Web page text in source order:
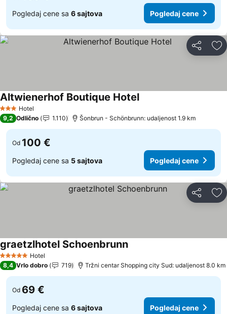
Pogledaj cene sa 6 sajtova Pogledaj cene
Deli
3 Zvezdice
Hotel
Altwienerhof Boutique Hotel
9,2 Odlično 1.110 Šonbrun - Schönbrunn: udaljenost 1.9 km
Od 100 €
Pogledaj cene sa 5 sajtova Pogledaj cene
Deli
5 ZvezdiceHotel
graetzlhotel Schoenbrunn
8,4 Vrlo dobro 719 Tržni centar Shopping city Sud: udaljenost 8.0 km
Od 69 €
Pogledaj cene sa 6 sajtova Pogledaj cene